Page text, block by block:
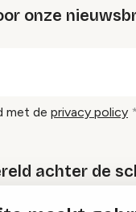
onze
met de privacy policy
achter de